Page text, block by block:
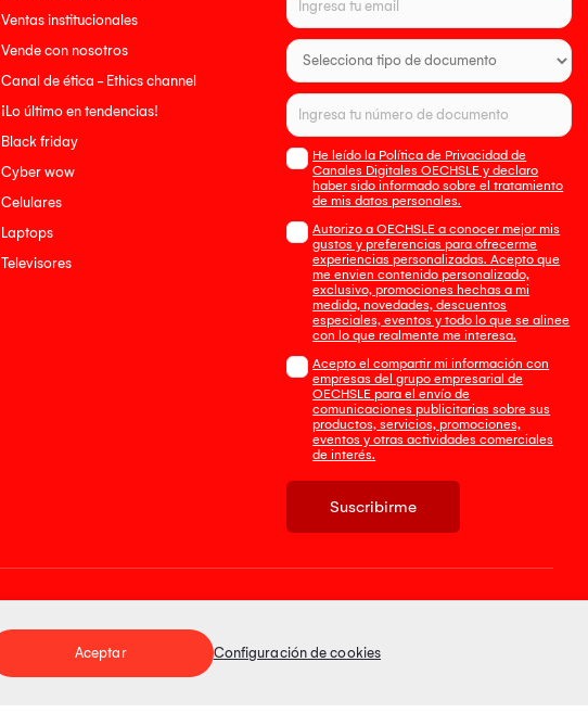
Ventas institucionales
Vende con nosotros
Canal de ética - Ethics channel
¡Lo último en tendencias!
Black friday
Cyber wow
Celulares
Laptops
Televisores
He leído la Política de Privacidad de
Canales Digitales OECHSLE y declaro
haber sido informado sobre el tratamiento
de mis datos personales.
Autorizo a OECHSLE a conocer mejor mis
gustos y preferencias para ofrecerme
experiencias personalizadas. Acepto que
me envien contenido personalizado,
exclusivo, promociones hechas a mi
medida, novedades, descuentos
especiales, eventos y todo lo que se alinee
con lo que realmente me interesa.
Acepto el compartir mi información con
empresas del grupo empresarial de
OECHSLE para el envío de
comunicaciones publicitarias sobre sus
productos, servicios, promociones,
eventos y otras actividades comerciales
de interés.
Suscribirme
Tienda 100% Segura
Aceptar Configuración de cookies